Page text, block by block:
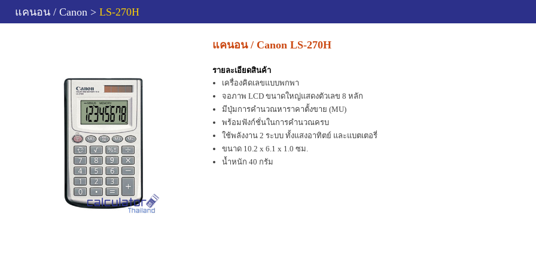
แคนอน / Canon > LS-270H
แคนอน / Canon LS-270H
รายละเอียดสินค้า
เครื่องคิดเลขแบบพกพา
จอภาพ LCD ขนาดใหญ่แสดงตัวเลข 8 หลัก
มีปุ่มการคำนวณหาราคาตั้งขาย (MU)
พร้อมฟังก์ชั่นในการคำนวณครบ
ใช้พลังงาน 2 ระบบ ทั้งแสงอาทิตย์ และแบตเตอรี่
ขนาด 10.2 x 6.1 x 1.0 ซม.
น้ำหนัก 40 กรัม